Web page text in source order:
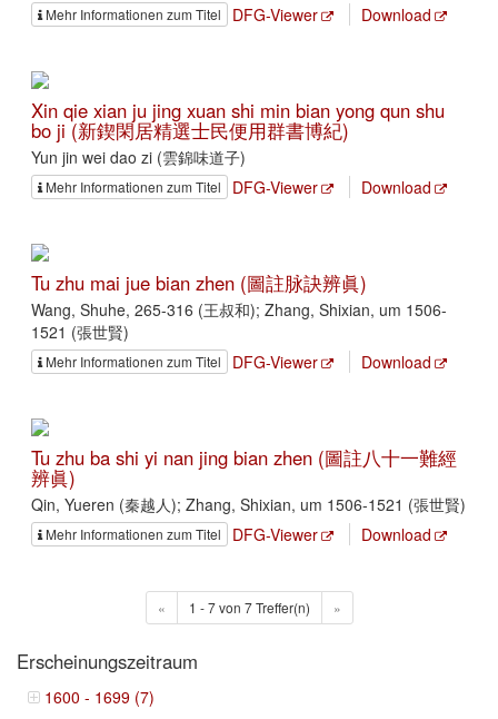
Mehr Informationen zum Titel DFG-Viewer Download
Xin qie xian ju jing xuan shi min bian yong qun shu
bo ji (新鍥閑居精選士民便用群書博紀)
Yun jin wei dao zi (雲錦味道子)
Mehr Informationen zum Titel DFG-Viewer Download
Tu zhu mai jue bian zhen (圖註脉訣辨眞)
Wang, Shuhe, 265-316 (王叔和); Zhang, Shixian, um 1506-
1521 (張世賢)
Mehr Informationen zum Titel DFG-Viewer Download
Tu zhu ba shi yi nan jing bian zhen (圖註八十一難經
辨眞)
Qin, Yueren (秦越人); Zhang, Shixian, um 1506-1521 (張世賢)
Mehr Informationen zum Titel DFG-Viewer Download
« 1 - 7 von 7 Treffer(n) »
Erscheinungszeitraum
1600 - 1699 (7)